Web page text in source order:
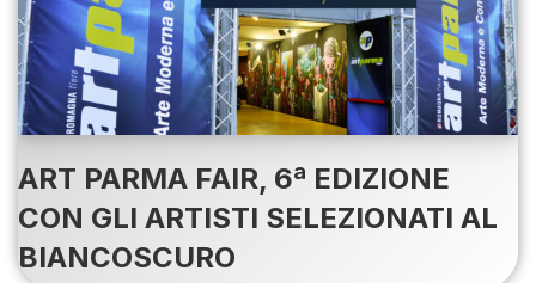
ART PARMA FAIR, 6ª EDIZIONE
CON GLI ARTISTI SELEZIONATI AL
BIANCOSCURO